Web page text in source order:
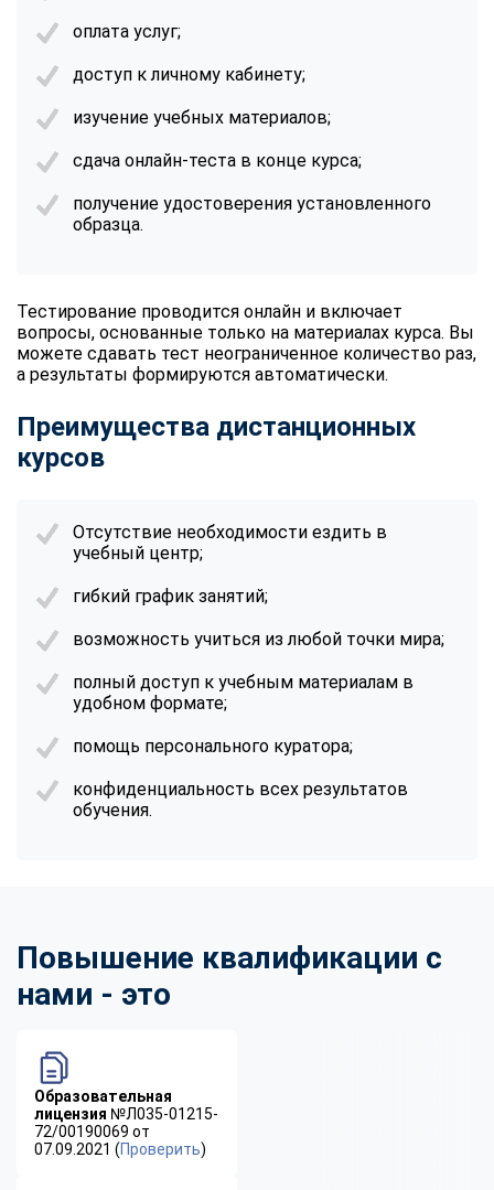
оплата услуг;
доступ к личному кабинету;
изучение учебных материалов;
сдача онлайн-теста в конце курса;
получение удостоверения установленного
образца.
Тестирование проводится онлайн и включает
вопросы, основанные только на материалах курса. Вы
можете сдавать тест неограниченное количество раз,
а результаты формируются автоматически.
Преимущества дистанционных
курсов
Отсутствие необходимости ездить в
учебный центр;
гибкий график занятий;
возможность учиться из любой точки мира;
полный доступ к учебным материалам в
удобном формате;
помощь персонального куратора;
конфиденциальность всех результатов
обучения.
Повышение квалификации с
нами - это
Образовательная
лицензия №Л035-01215-
72/00190069 от
07.09.2021 (Проверить)